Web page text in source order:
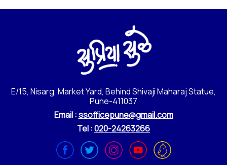
E/15, Nisarg, Market Yard, Behind Shivaji Maharaj Statue,
Pune-411037
Email :ssofficepune@gmail.com
Tel :020-24263266